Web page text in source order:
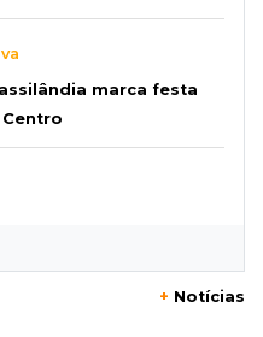
marca festa
+ Notícias